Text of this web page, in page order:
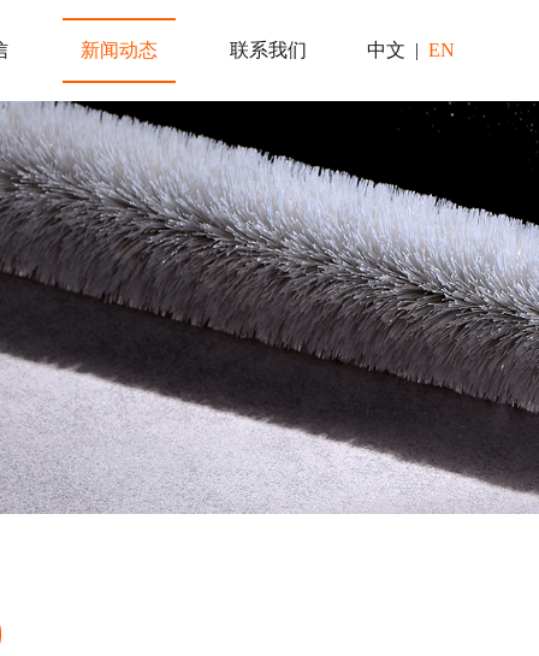
新闻动态 联系我们 中文 | EN